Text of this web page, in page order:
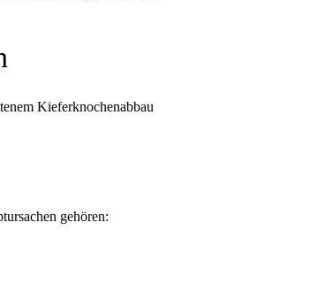
Kieferknochenabbau
gehören: